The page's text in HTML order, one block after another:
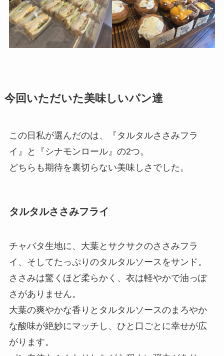
今回いただいた美味しいパン達
この日私が選んだのは、『タルタルささみフラ
イ』と『シナモンロール』の2つ。
どちらも期待を裏切らない美味しさでした。
タルタルささみフライ
チャバタ生地に、大葉とサクサクのささみフラ
イ、そしてたっぷりのタルタルソースをサンド。
ささみは驚くほど柔らかく、衣は軽やかで油っぽ
さがありません。
大葉の爽やかな香りとタルタルソースのまろやか
な酸味が絶妙にマッチし、ひと口ごとに幸せが広
がります。